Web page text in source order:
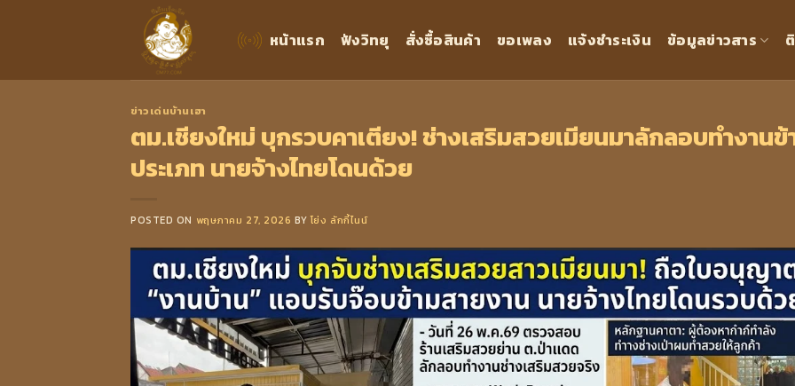
หน้าแรก ฟังวิทยุ สั่งซื้อสินค้า ขอเพลง แจ้งชำระเงิน ข้อมูลข่าวสาร
ข่าวเด่นบ้านเฮา
ตม.เชียงใหม่ บุกรวบคาเตียง! ช่างเสริมสวยเมียนมาลักลอบทำงานข้
ประเภท นายจ้างไทยโดนด้วย
POSTED ON พฤษภาคม 27, 2026 BY โย่ง ลักกี้ไนน์